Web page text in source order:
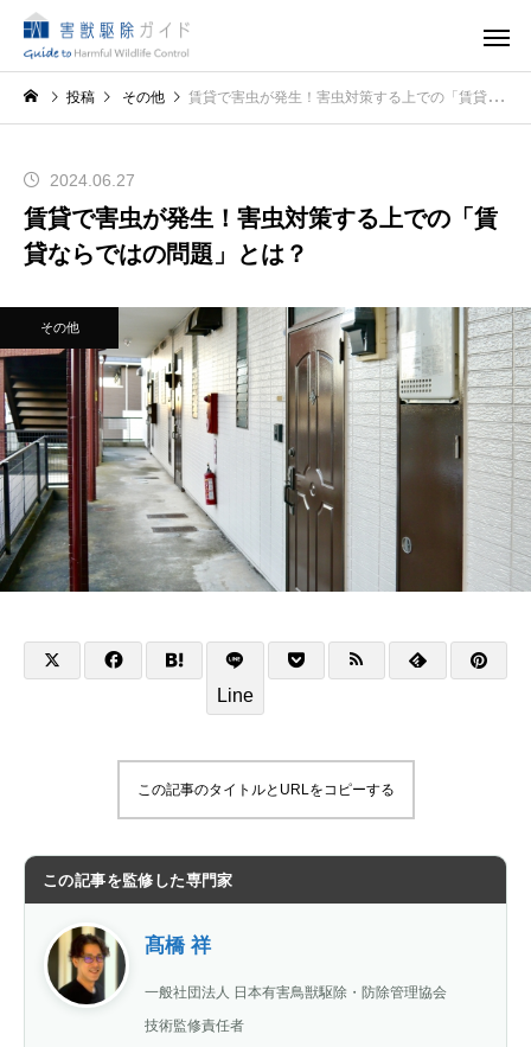
投稿 その他 賃貸で害虫が発生！害虫対策する上での「賃貸ならではの問題」とは？
2024.06.27
賃貸で害虫が発生！害虫対策する上での「賃
貸ならではの問題」とは？
その他
Line
この記事のタイトルとURLをコピーする
この記事を監修した専門家
髙橋 祥
一般社団法人 日本有害鳥獣駆除・防除管理協会
技術監修責任者